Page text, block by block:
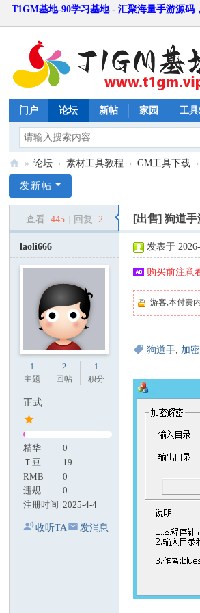
T1GM基地-90学习基地 - 汇聚海量手游源码
门户 论坛 新帖 家园 工
1
» 论坛 › 素材工具教程 › GM工具下载 ›
发新帖
查看: 445 回复: 2 [出售]狗道手
laoli666
1
主题
2
回帖
1
积分
正式
精华
0
Ｔ豆
19
RMB
0
违规
0
注册时间 2025-4-4
收听TA 发消息
发表于
购买前注意
游客,本付费
狗道手, 加